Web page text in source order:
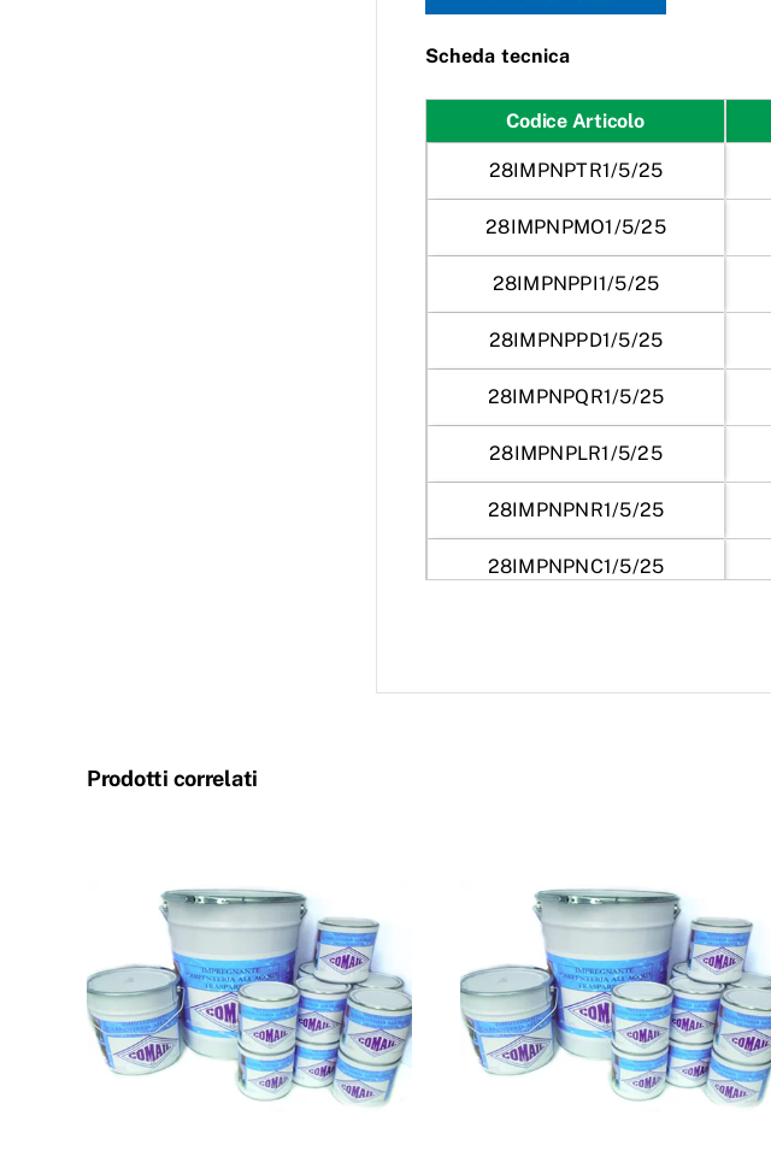
Scheda tecnica
Codice Articolo
28IMPNPTR1/5/25
28IMPNPMO1/5/25
28IMPNPPI1/5/25
28IMPNPPD1/5/25
28IMPNPQR1/5/25
28IMPNPLR1/5/25
28IMPNPNR1/5/25
28IMPNPNC1/5/25
28IMPNPUL1/5/25
28IMPNPWG1/5/25
28IMPNPEB1/5/25
28IMPNPVD1/5/25
Prodotti correlati